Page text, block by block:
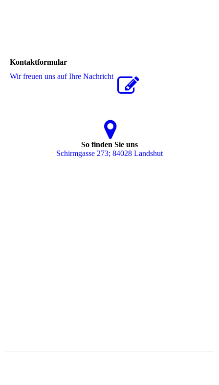
Kontaktformular
Wir freuen uns auf Ihre Nachricht
So finden Sie uns
Schirmgasse 273; 84028 Landshut